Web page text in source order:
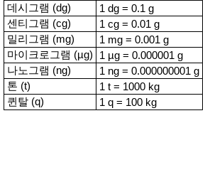
데시그램 (dg)
1 dg = 0.1 g
센티그램 (cg)
1 cg = 0.01 g
밀리그램 (mg)
1 mg = 0.001 g
마이크로그램 (µg)
1 µg = 0.000001 g
나노그램 (ng)
1 ng = 0.000000001 g
톤 (t)
1 t = 1000 kg
퀸탈 (q)
1 q = 100 kg